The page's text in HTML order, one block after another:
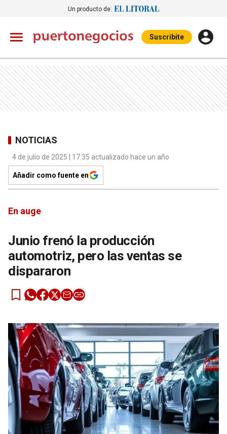
Un producto de:
Suscribite
NOTICIAS
4 de julio de 2025 | 17:35 actualizado hace un año
Añadir como fuente en
En auge
Junio frenó la producción
automotriz, pero las ventas se
dispararon